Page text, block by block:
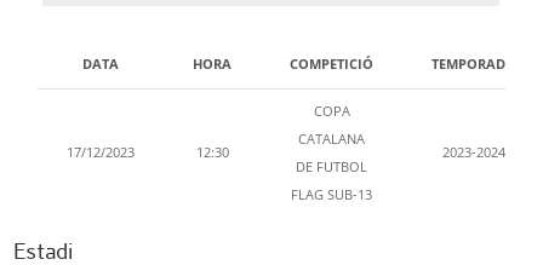
DATA HORA COMPETICIÓ TEMPORADA
17/12/2023 12:30
COPA
CATALANA
DE FUTBOL
FLAG SUB-13
2023-2024
Estadi